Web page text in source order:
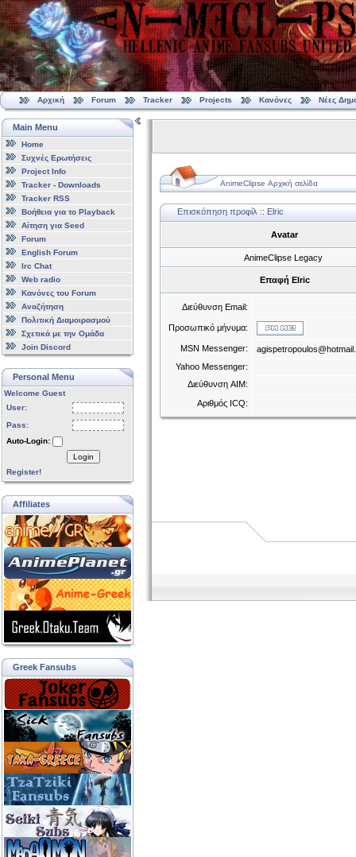
Αρχική Forum Tracker Projects Κανόνες Νέες
Main Menu
Home
Συχνές Ερωτήσεις
Project Info
Tracker - Downloads
Tracker RSS
Βοήθεια για το Playback
Αίτηση για Seed
Forum
English Forum
Irc Chat
Web radio
Κανόνες του Forum
Αναζήτηση
Πολιτική Διαμοιρασμού
Σχετικά με την Ομάδα
Join Discord
Personal Menu
Welcome Guest
User:
Pass:
Auto-Login:
Login
Register!
Affiliates
Greek Fansubs
AnimeClipse Αρχική σελίδα
Επισκόπηση προφίλ :: Elric
Avatar
AnimeClipse Legacy
Επαφή Elric
Διεύθυνση Email:
Προσωπικό μήνυμα:
MSN Messenger:
Yahoo Messenger:
Διεύθυνση AIM:
Αριθμός ICQ: